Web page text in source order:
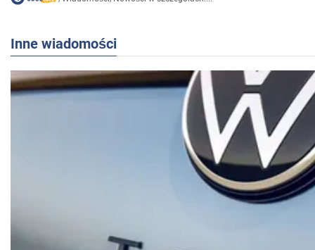
Inne wiadomości